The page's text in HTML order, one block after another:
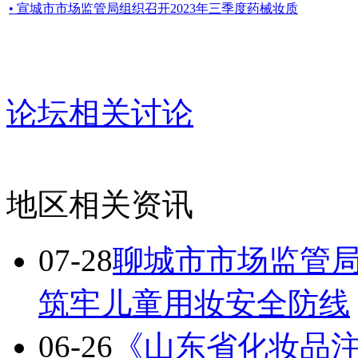
• 宣城市市场监管局组织召开2023年三季度药械妆质
论坛相关讨论
地区相关资讯
07-28聊城市市场监管
筑牢儿童用妆安全防线
06-26 《山东省化妆品